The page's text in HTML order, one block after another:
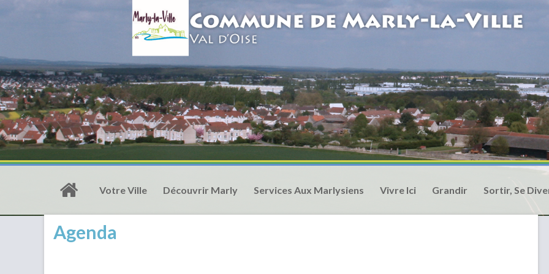
Votre Ville Découvrir Marly Services Aux Marlysiens Vivre Ici Grandir Sortir, Se
Agenda